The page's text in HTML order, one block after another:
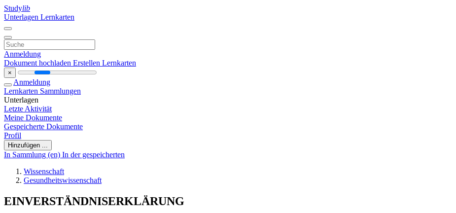
Studylib
Unterlagen Lernkarten
Anmeldung
Dokument hochladen Erstellen Lernkarten
×
Anmeldung
Lernkarten Sammlungen
Unterlagen
Letzte Aktivität
Meine Dokumente
Gespeicherte Dokumente
Profil
Hinzufügen ...
In Sammlung (en) In der gespeicherten
Wissenschaft
Gesundheitswissenschaft
EINVERSTÄNDNISERKLÄRUNG